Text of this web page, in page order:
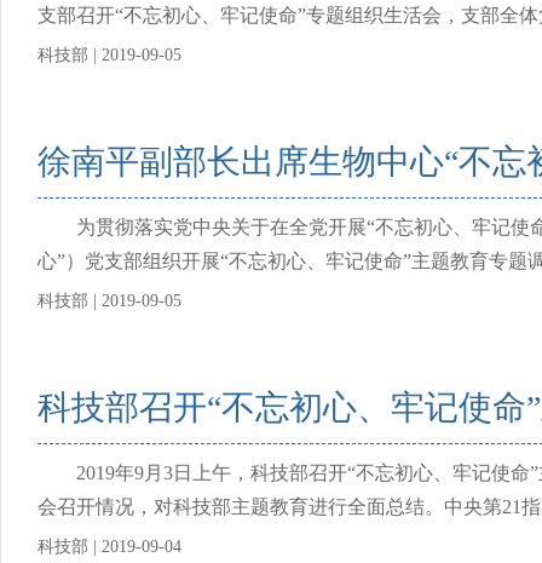
支部召开“不忘初心、牢记使命”专题组织生活会，支部全
科技部 | 2019-09-05
徐南平副部长出席生物中心“不
为贯彻落实党中央关于在全党开展“不忘初心、牢记使
心”）党支部组织开展“不忘初心、牢记使命”主题教育专
科技部 | 2019-09-05
科技部召开“不忘初心、牢记使命
2019年9月3日上午，科技部召开“不忘初心、牢记使命”
会召开情况，对科技部主题教育进行全面总结。中央第21
科技部 | 2019-09-04